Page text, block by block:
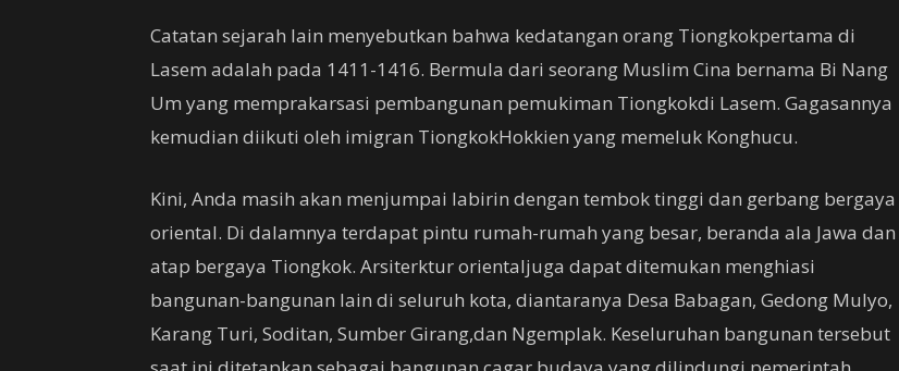
Catatan sejarah lain menyebutkan bahwa kedatangan orang Tiongkokpertama di
Lasem adalah pada 1411-1416. Bermula dari seorang Muslim Cina bernama Bi Nang
Um yang memprakarsasi pembangunan pemukiman Tiongkokdi Lasem. Gagasannya
kemudian diikuti oleh imigran TiongkokHokkien yang memeluk Konghucu.
Kini, Anda masih akan menjumpai labirin dengan tembok tinggi dan gerbang bergaya
oriental. Di dalamnya terdapat pintu rumah-rumah yang besar, beranda ala Jawa dan
atap bergaya Tiongkok. Arsiterktur orientaljuga dapat ditemukan menghiasi
bangunan-bangunan lain di seluruh kota, diantaranya Desa Babagan, Gedong Mulyo,
Karang Turi, Soditan, Sumber Girang,dan Ngemplak. Keseluruhan bangunan tersebut